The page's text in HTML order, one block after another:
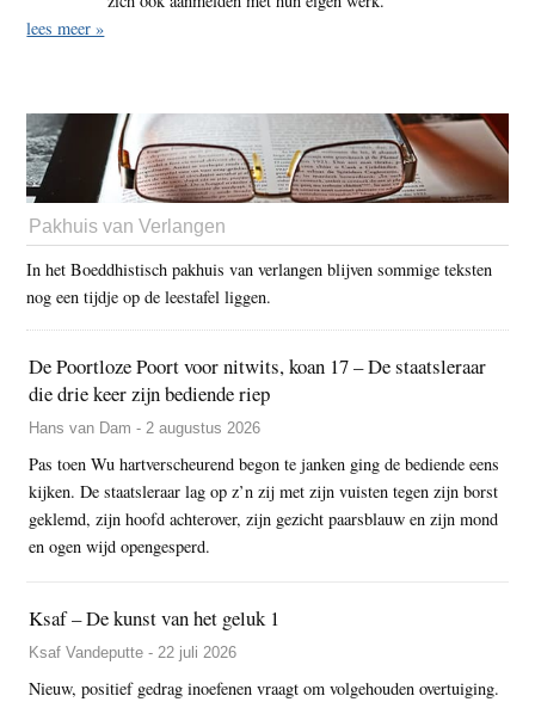
lees meer »
Pakhuis van Verlangen
In het Boeddhistisch pakhuis van verlangen blijven sommige teksten
nog een tijdje op de leestafel liggen.
De Poortloze Poort voor nitwits, koan 17 – De staatsleraar
die drie keer zijn bediende riep
Hans van Dam - 2 augustus 2026
Pas toen Wu hartverscheurend begon te janken ging de bediende eens
kijken. De staatsleraar lag op z’n zij met zijn vuisten tegen zijn borst
geklemd, zijn hoofd achterover, zijn gezicht paarsblauw en zijn mond
en ogen wijd opengesperd.
Ksaf – De kunst van het geluk 1
Ksaf Vandeputte - 22 juli 2026
Nieuw, positief gedrag inoefenen vraagt om volgehouden overtuiging.